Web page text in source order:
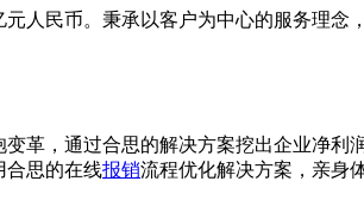
人民币。秉承以客户为中心的服务理
革，通过合思的解决方案挖出企业净
合思的在线报销流程优化解决方案，亲身